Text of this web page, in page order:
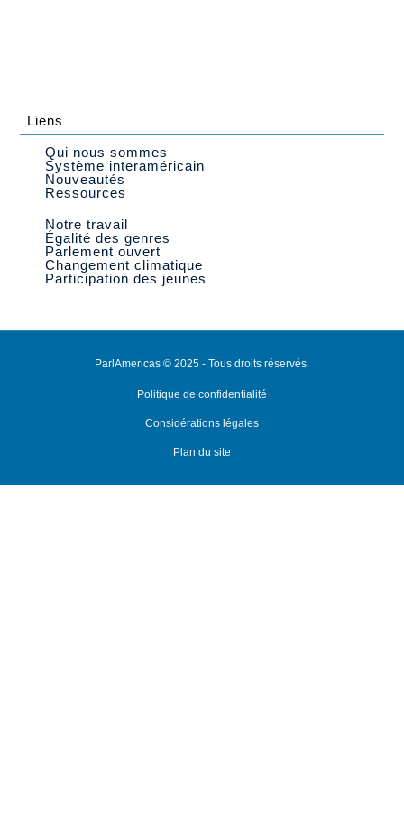
Liens
Qui nous sommes
Système interaméricain
Nouveautés
Ressources
Notre travail
Égalité des genres
Parlement ouvert
Changement climatique
Participation des jeunes
ParlAmericas © 2025 - Tous droits réservés.
Politique de confidentialité
Considérations légales
Plan du site